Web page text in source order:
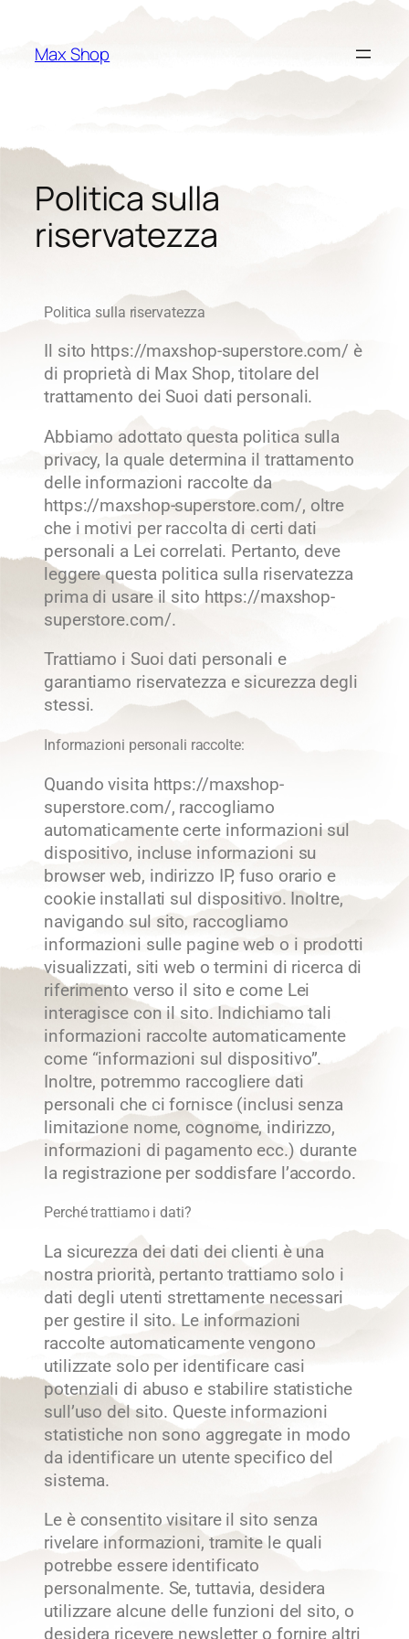
Max Shop
Politica sulla
riservatezza
Politica sulla riservatezza
Il sito https://maxshop-superstore.com/ è
di proprietà di Max Shop, titolare del
trattamento dei Suoi dati personali.
Abbiamo adottato questa politica sulla
privacy, la quale determina il trattamento
delle informazioni raccolte da
https://maxshop-superstore.com/, oltre
che i motivi per raccolta di certi dati
personali a Lei correlati. Pertanto, deve
leggere questa politica sulla riservatezza
prima di usare il sito https://maxshop-
superstore.com/.
Trattiamo i Suoi dati personali e
garantiamo riservatezza e sicurezza degli
stessi.
Informazioni personali raccolte:
Quando visita https://maxshop-
superstore.com/, raccogliamo
automaticamente certe informazioni sul
dispositivo, incluse informazioni su
browser web, indirizzo IP, fuso orario e
cookie installati sul dispositivo. Inoltre,
navigando sul sito, raccogliamo
informazioni sulle pagine web o i prodotti
visualizzati, siti web o termini di ricerca di
riferimento verso il sito e come Lei
interagisce con il sito. Indichiamo tali
informazioni raccolte automaticamente
come “informazioni sul dispositivo”.
Inoltre, potremmo raccogliere dati
personali che ci fornisce (inclusi senza
limitazione nome, cognome, indirizzo,
informazioni di pagamento ecc.) durante
la registrazione per soddisfare l’accordo.
Perché trattiamo i dati?
La sicurezza dei dati dei clienti è una
nostra priorità, pertanto trattiamo solo i
dati degli utenti strettamente necessari
per gestire il sito. Le informazioni
raccolte automaticamente vengono
utilizzate solo per identificare casi
potenziali di abuso e stabilire statistiche
sull’uso del sito. Queste informazioni
statistiche non sono aggregate in modo
da identificare un utente specifico del
sistema.
Le è consentito visitare il sito senza
rivelare informazioni, tramite le quali
potrebbe essere identificato
personalmente. Se, tuttavia, desidera
utilizzare alcune delle funzioni del sito, o
desidera ricevere newsletter o fornire altri